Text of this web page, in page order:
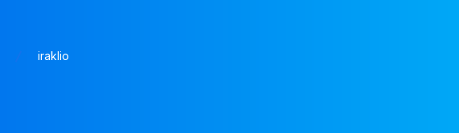
iraklio